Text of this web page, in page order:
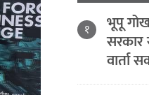
१ भूपू
सरकार
वार्ता